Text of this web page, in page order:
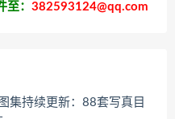
： 382593124@qq.com
集持续更新：88套写真目